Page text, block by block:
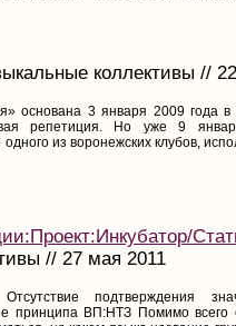
коллективы //
основана 3 января 2009 года
репетиция. Но уже 9
из воронежских клубов,
// 27 мая 2011
подтверждения
принципа ВП:НТЗ Помимо всего